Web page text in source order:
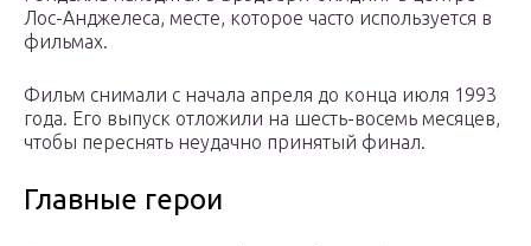
Лос-Анджелеса, месте, которое часто используется в
фильмах.
Фильм снимали с начала апреля до конца июля 1993
года. Его выпуск отложили на шесть-восемь месяцев,
чтобы переснять неудачно принятый финал.
Главные герои